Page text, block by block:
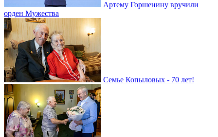
Артему Горшенину вручили
орден Мужества
Семье Копыловых - 70 лет!